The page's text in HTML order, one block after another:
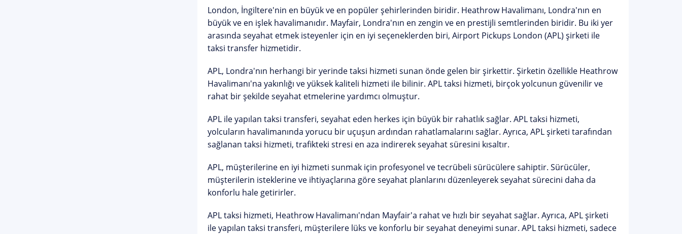
London, İngiltere'nin en büyük ve en popüler şehirlerinden biridir. Heathrow Havalimanı, Londra'nın en
büyük ve en işlek havalimanıdır. Mayfair, Londra'nın en zengin ve en prestijli semtlerinden biridir. Bu iki yer
arasında seyahat etmek isteyenler için en iyi seçeneklerden biri, Airport Pickups London (APL) şirketi ile
taksi transfer hizmetidir.
APL, Londra'nın herhangi bir yerinde taksi hizmeti sunan önde gelen bir şirkettir. Şirketin özellikle Heathrow
Havalimanı'na yakınlığı ve yüksek kaliteli hizmeti ile bilinir. APL taksi hizmeti, birçok yolcunun güvenilir ve
rahat bir şekilde seyahat etmelerine yardımcı olmuştur.
APL ile yapılan taksi transferi, seyahat eden herkes için büyük bir rahatlık sağlar. APL taksi hizmeti,
yolcuların havalimanında yorucu bir uçuşun ardından rahatlamalarını sağlar. Ayrıca, APL şirketi tarafından
sağlanan taksi hizmeti, trafikteki stresi en aza indirerek seyahat süresini kısaltır.
APL, müşterilerine en iyi hizmeti sunmak için profesyonel ve tecrübeli sürücülere sahiptir. Sürücüler,
müşterilerin isteklerine ve ihtiyaçlarına göre seyahat planlarını düzenleyerek seyahat sürecini daha da
konforlu hale getirirler.
APL taksi hizmeti, Heathrow Havalimanı'ndan Mayfair'a rahat ve hızlı bir seyahat sağlar. Ayrıca, APL şirketi
ile yapılan taksi transferi, müşterilere lüks ve konforlu bir seyahat deneyimi sunar. APL taksi hizmeti, sadece